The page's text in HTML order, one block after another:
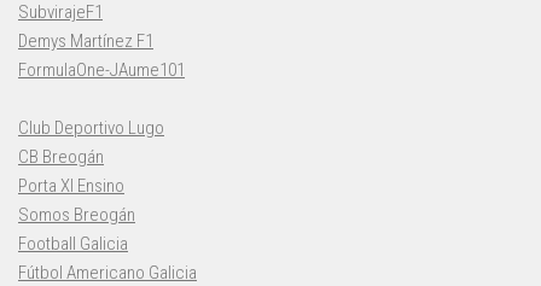
SubvirajeF1
Demys Martínez F1
FormulaOne-JAume101
Club Deportivo Lugo
CB Breogán
Porta XI Ensino
Somos Breogán
Football Galicia
Fútbol Americano Galicia